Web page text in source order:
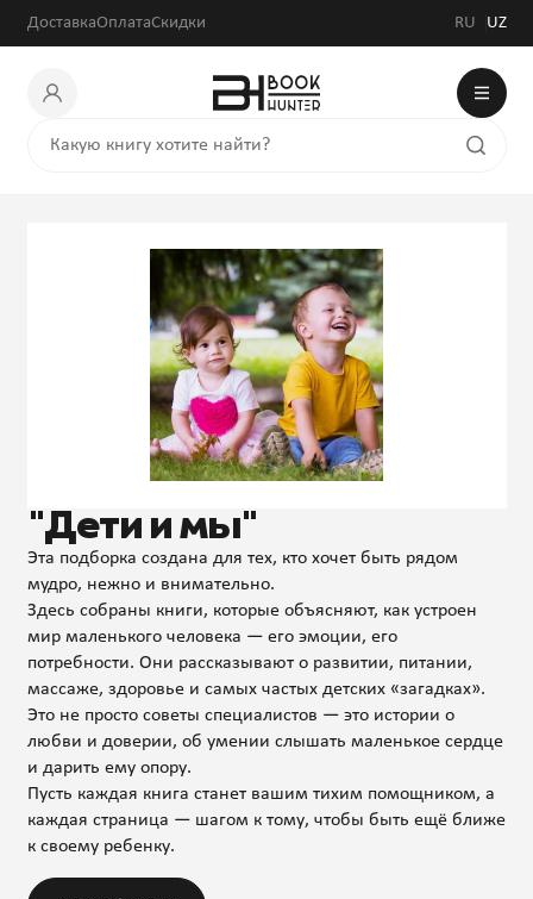
ДоставкаОплатаСкидки RU UZ
"Дети и мы"
Эта подборка создана для тех, кто хочет быть рядом
мудро, нежно и внимательно.
Здесь собраны книги, которые объясняют, как устроен
мир маленького человека — его эмоции, его
потребности. Они рассказывают о развитии, питании,
массаже, здоровье и самых частых детских «загадках».
Это не просто советы специалистов — это истории о
любви и доверии, об умении слышать маленькое сердце
и дарить ему опору.
Пусть каждая книга станет вашим тихим помощником, а
каждая страница — шагом к тому, чтобы быть ещё ближе
к своему ребенку.